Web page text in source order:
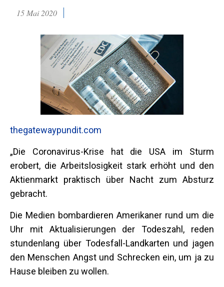
15 Mai 2020
thegatewaypundit.com
„Die Coronavirus-Krise hat die USA im Sturm
erobert, die Arbeitslosigkeit stark erhöht und den
Aktienmarkt praktisch über Nacht zum Absturz
gebracht.
Die Medien bombardieren Amerikaner rund um die
Uhr mit Aktualisierungen der Todeszahl, reden
stundenlang über Todesfall-Landkarten und jagen
den Menschen Angst und Schrecken ein, um ja zu
Hause bleiben zu wollen.